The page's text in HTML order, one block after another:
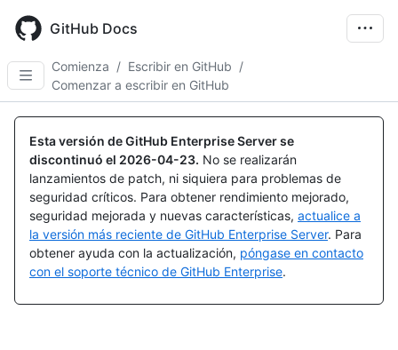
main
content
GitHub Docs
Comienza / Escribir en GitHub /
Comenzar a escribir en GitHub
Esta versión de GitHub Enterprise Server se
discontinuó el 2026-04-23. No se realizarán
lanzamientos de patch, ni siquiera para problemas de
seguridad críticos. Para obtener rendimiento mejorado,
seguridad mejorada y nuevas características, actualice a
la versión más reciente de GitHub Enterprise Server. Para
obtener ayuda con la actualización, póngase en contacto
con el soporte técnico de GitHub Enterprise.